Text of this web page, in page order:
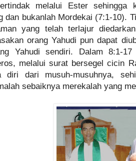
melalui Ester sehingga
dan bukanlah Mordekai (7:1-10).
yang telah terlajur
orang Yahudi pun dapat
Yahudi sendiri. Dalam 8:1-
melalui surat bersegel cicin
diri dari musuh-musuhnya,
sebaiknya merekalah yang